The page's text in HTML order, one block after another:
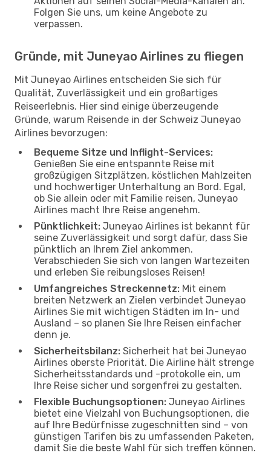
Folgen Sie uns, um keine Angebote zu
verpassen.
Gründe, mit Juneyao Airlines zu fliegen
Mit Juneyao Airlines entscheiden Sie sich für
Qualität, Zuverlässigkeit und ein großartiges
Reiseerlebnis. Hier sind einige überzeugende
Gründe, warum Reisende in der Schweiz Juneyao
Airlines bevorzugen:
Bequeme Sitze und Inflight-Services:
Genießen Sie eine entspannte Reise mit
großzügigen Sitzplätzen, köstlichen Mahlzeiten
und hochwertiger Unterhaltung an Bord. Egal,
ob Sie allein oder mit Familie reisen, Juneyao
Airlines macht Ihre Reise angenehm.
Pünktlichkeit: Juneyao Airlines ist bekannt für
seine Zuverlässigkeit und sorgt dafür, dass Sie
pünktlich an Ihrem Ziel ankommen.
Verabschieden Sie sich von langen Wartezeiten
und erleben Sie reibungsloses Reisen!
Umfangreiches Streckennetz: Mit einem
breiten Netzwerk an Zielen verbindet Juneyao
Airlines Sie mit wichtigen Städten im In- und
Ausland – so planen Sie Ihre Reisen einfacher
denn je.
Sicherheitsbilanz: Sicherheit hat bei Juneyao
Airlines oberste Priorität. Die Airline hält strenge
Sicherheitsstandards und -protokolle ein, um
Ihre Reise sicher und sorgenfrei zu gestalten.
Flexible Buchungsoptionen: Juneyao Airlines
bietet eine Vielzahl von Buchungsoptionen, die
auf Ihre Bedürfnisse zugeschnitten sind – von
günstigen Tarifen bis zu umfassenden Paketen,
damit Sie die beste Wahl für sich treffen können.